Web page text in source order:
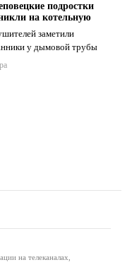
подростки
на котельную
заметили
у дымовой трубы
на телеканалах,